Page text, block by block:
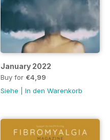
January 2022
Buy for €4,99
Siehe
In den Warenkorb